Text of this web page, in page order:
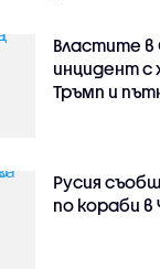
Властите
инцидент с
Тръмп и
Русия
по кораби